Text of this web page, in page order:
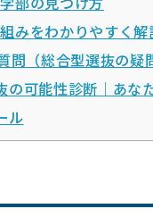
みをわかりやすく解
問（総合型選抜の疑
の可能性診断｜あ
ル